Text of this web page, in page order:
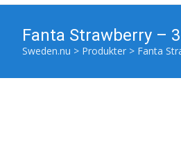
Fanta Strawberry –
Sweden.nu > Produkter > Fanta